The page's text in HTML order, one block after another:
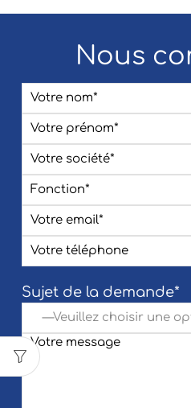
Nous
Sujet de la demande*